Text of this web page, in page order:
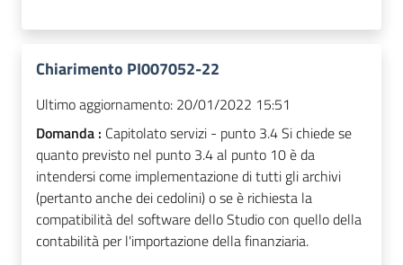
Chiarimento PI007052-22
Ultimo aggiornamento: 20/01/2022 15:51
Domanda : Capitolato servizi - punto 3.4 Si chiede se
quanto previsto nel punto 3.4 al punto 10 è da
intendersi come implementazione di tutti gli archivi
(pertanto anche dei cedolini) o se è richiesta la
compatibilità del software dello Studio con quello della
contabilità per l'importazione della finanziaria.